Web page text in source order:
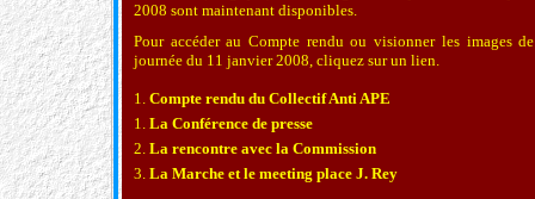
2008 sont maintenant disponibles.
Pour accéder au Compte rendu ou visionner les images
journée du 11 janvier 2008, cliquez sur un lien.
1. Compte rendu du Collectif Anti APE
1. La Conférence de presse
2. La rencontre avec la Commission
3. La Marche et le meeting place J. Rey